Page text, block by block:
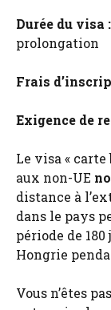
Durée du visa :
prolongation
Frais
Exigence de
Le visa «
aux non-UE
distance à
dans le pays
période de
Hongrie
Vous n’êtes